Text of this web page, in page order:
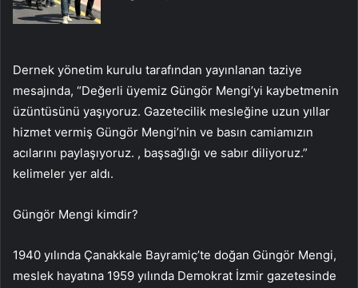
Dernek yönetim kurulu tarafından yayınlanan taziye
mesajında, “Değerli üyemiz Güngör Mengi’yi kaybetmenin
üzüntüsünü yaşıyoruz. Gazetecilik mesleğine uzun yıllar
hizmet vermiş Güngör Mengi’nin ve basın camiamızın
acılarını paylaşıyoruz. , başsağlığı ve sabır diliyoruz.”
kelimeler yer aldı.
Güngör Mengi kimdir?
1940 yılında Çanakkale Bayramiç’te doğan Güngör Mengi,
meslek hayatına 1959 yılında Demokrat İzmir gazetesinde